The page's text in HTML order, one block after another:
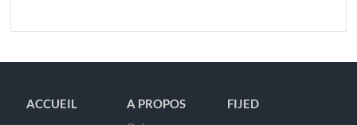
ACCUEIL A PROPOS FIJED